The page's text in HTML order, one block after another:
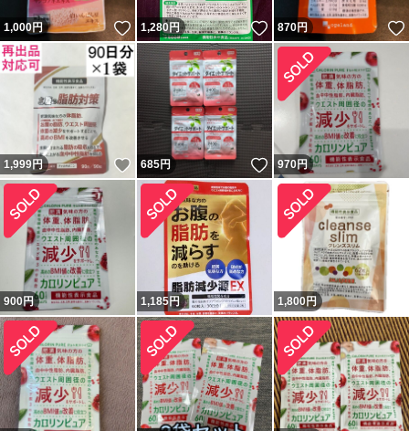
1,000円 いいね！
1,280円 いいね！
870円
1,999円 いいね！
685円 いいね！
970円
900円 1,185円 1,800円